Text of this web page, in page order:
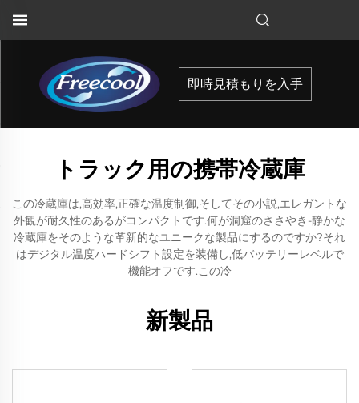
即時見積もりを入手
トラック用の携帯冷蔵庫
この冷蔵庫は,高効率,正確な温度制御,そしてその小説,エレガントな
外観が耐久性のあるがコンパクトです.何が洞窟のささやき-静かな
冷蔵庫をそのような革新的なユニークな製品にするのですか?それ
はデジタル温度ハードシフト設定を装備し,低バッテリーレベルで
機能オフです.この冷
新製品